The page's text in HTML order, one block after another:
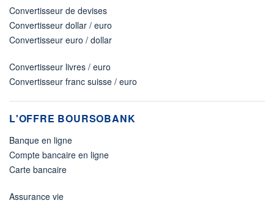
Convertisseur de devises
Convertisseur dollar / euro
Convertisseur euro / dollar
Convertisseur livres / euro
Convertisseur franc suisse / euro
L'OFFRE BOURSOBANK
Banque en ligne
Compte bancaire en ligne
Carte bancaire
Assurance vie